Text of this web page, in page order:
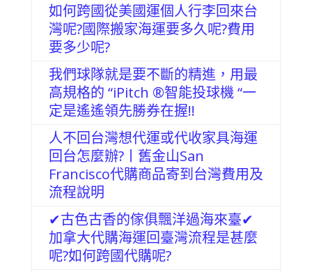
如何跨國從美國運個人行李回來台
灣呢?國際搬家海運要多久呢?費用
要多少呢?
我們球隊就是要不斷的精進，用最
高規格的 “iPitch ®智能投球機 “一
定是遙遙領先勝券在握!!
人不回台灣想代運或代收家具海運
回台怎麼辦?丨舊金山San
Francisco代購商品寄到台灣費用及
流程說明
✔古色古香的傢俱飄洋過海來臺✔
加拿大代購海運回臺灣流程是甚麼
呢?如何跨國代購呢?